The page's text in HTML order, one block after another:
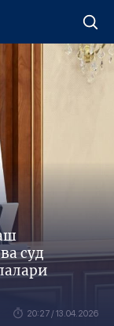
суд
20:27 / 13.04.2026